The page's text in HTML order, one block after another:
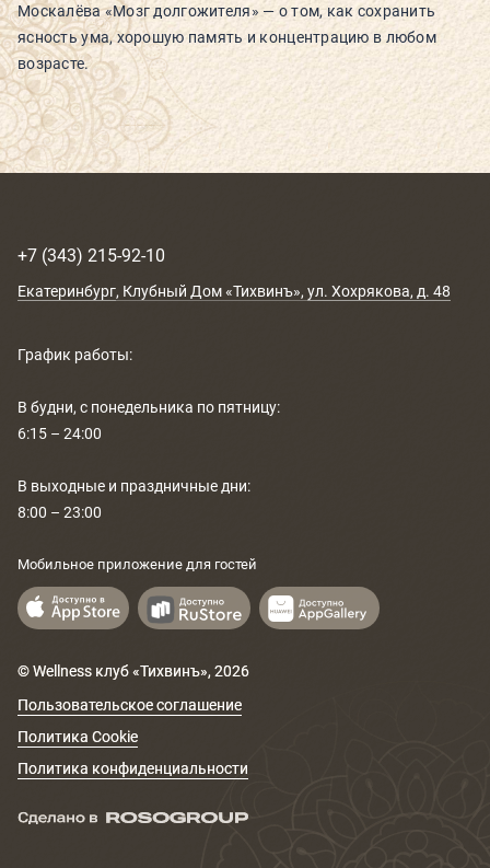
Москалёва «Мозг долгожителя» — о том, как сохранить
ясность ума, хорошую память и концентрацию в любом
возрасте.
+7 (343) 215-92-10
Екатеринбург, Клубный Дом «Тихвинъ», ул. Хохрякова, д. 48
График работы:
В будни, с понедельника по пятницу:
6:15 – 24:00
В выходные и праздничные дни:
8:00 – 23:00
Мобильное приложение для гостей
© Wellness клуб «Тихвинъ», 2026
Пользовательское соглашение
Политика Cookie
Политика конфиденциальности